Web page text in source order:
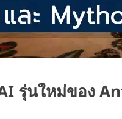
AI รุ่นใหม่ของ